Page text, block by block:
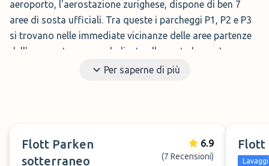
aeroporto, l'aerostazione zurighese, dispone di ben 7
aree di sosta ufficiali. Tra queste i parcheggi P1, P2 e P3
si trovano nelle immediate vicinanze delle aree partenze
dell'aeroporto e sono dedicate alla sosta breve. I
parcheggi sosta lunga di Zurigo-Kloten P16 e P60 invece
davvero ottima offerta privata di parcheggio più
economico ma dagli alti standard qualitativi, adatti ad
Per saperne di più
Flott Parken
sotterraneo
6.9
(7 Recensioni)
Flott